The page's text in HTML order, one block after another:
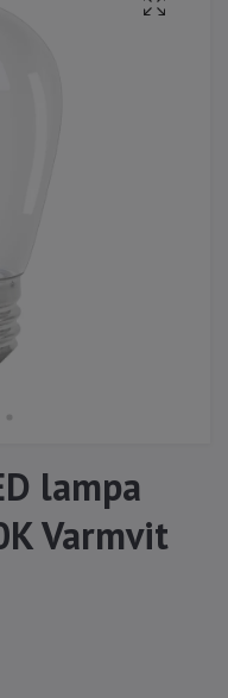
lampa
Varmvit